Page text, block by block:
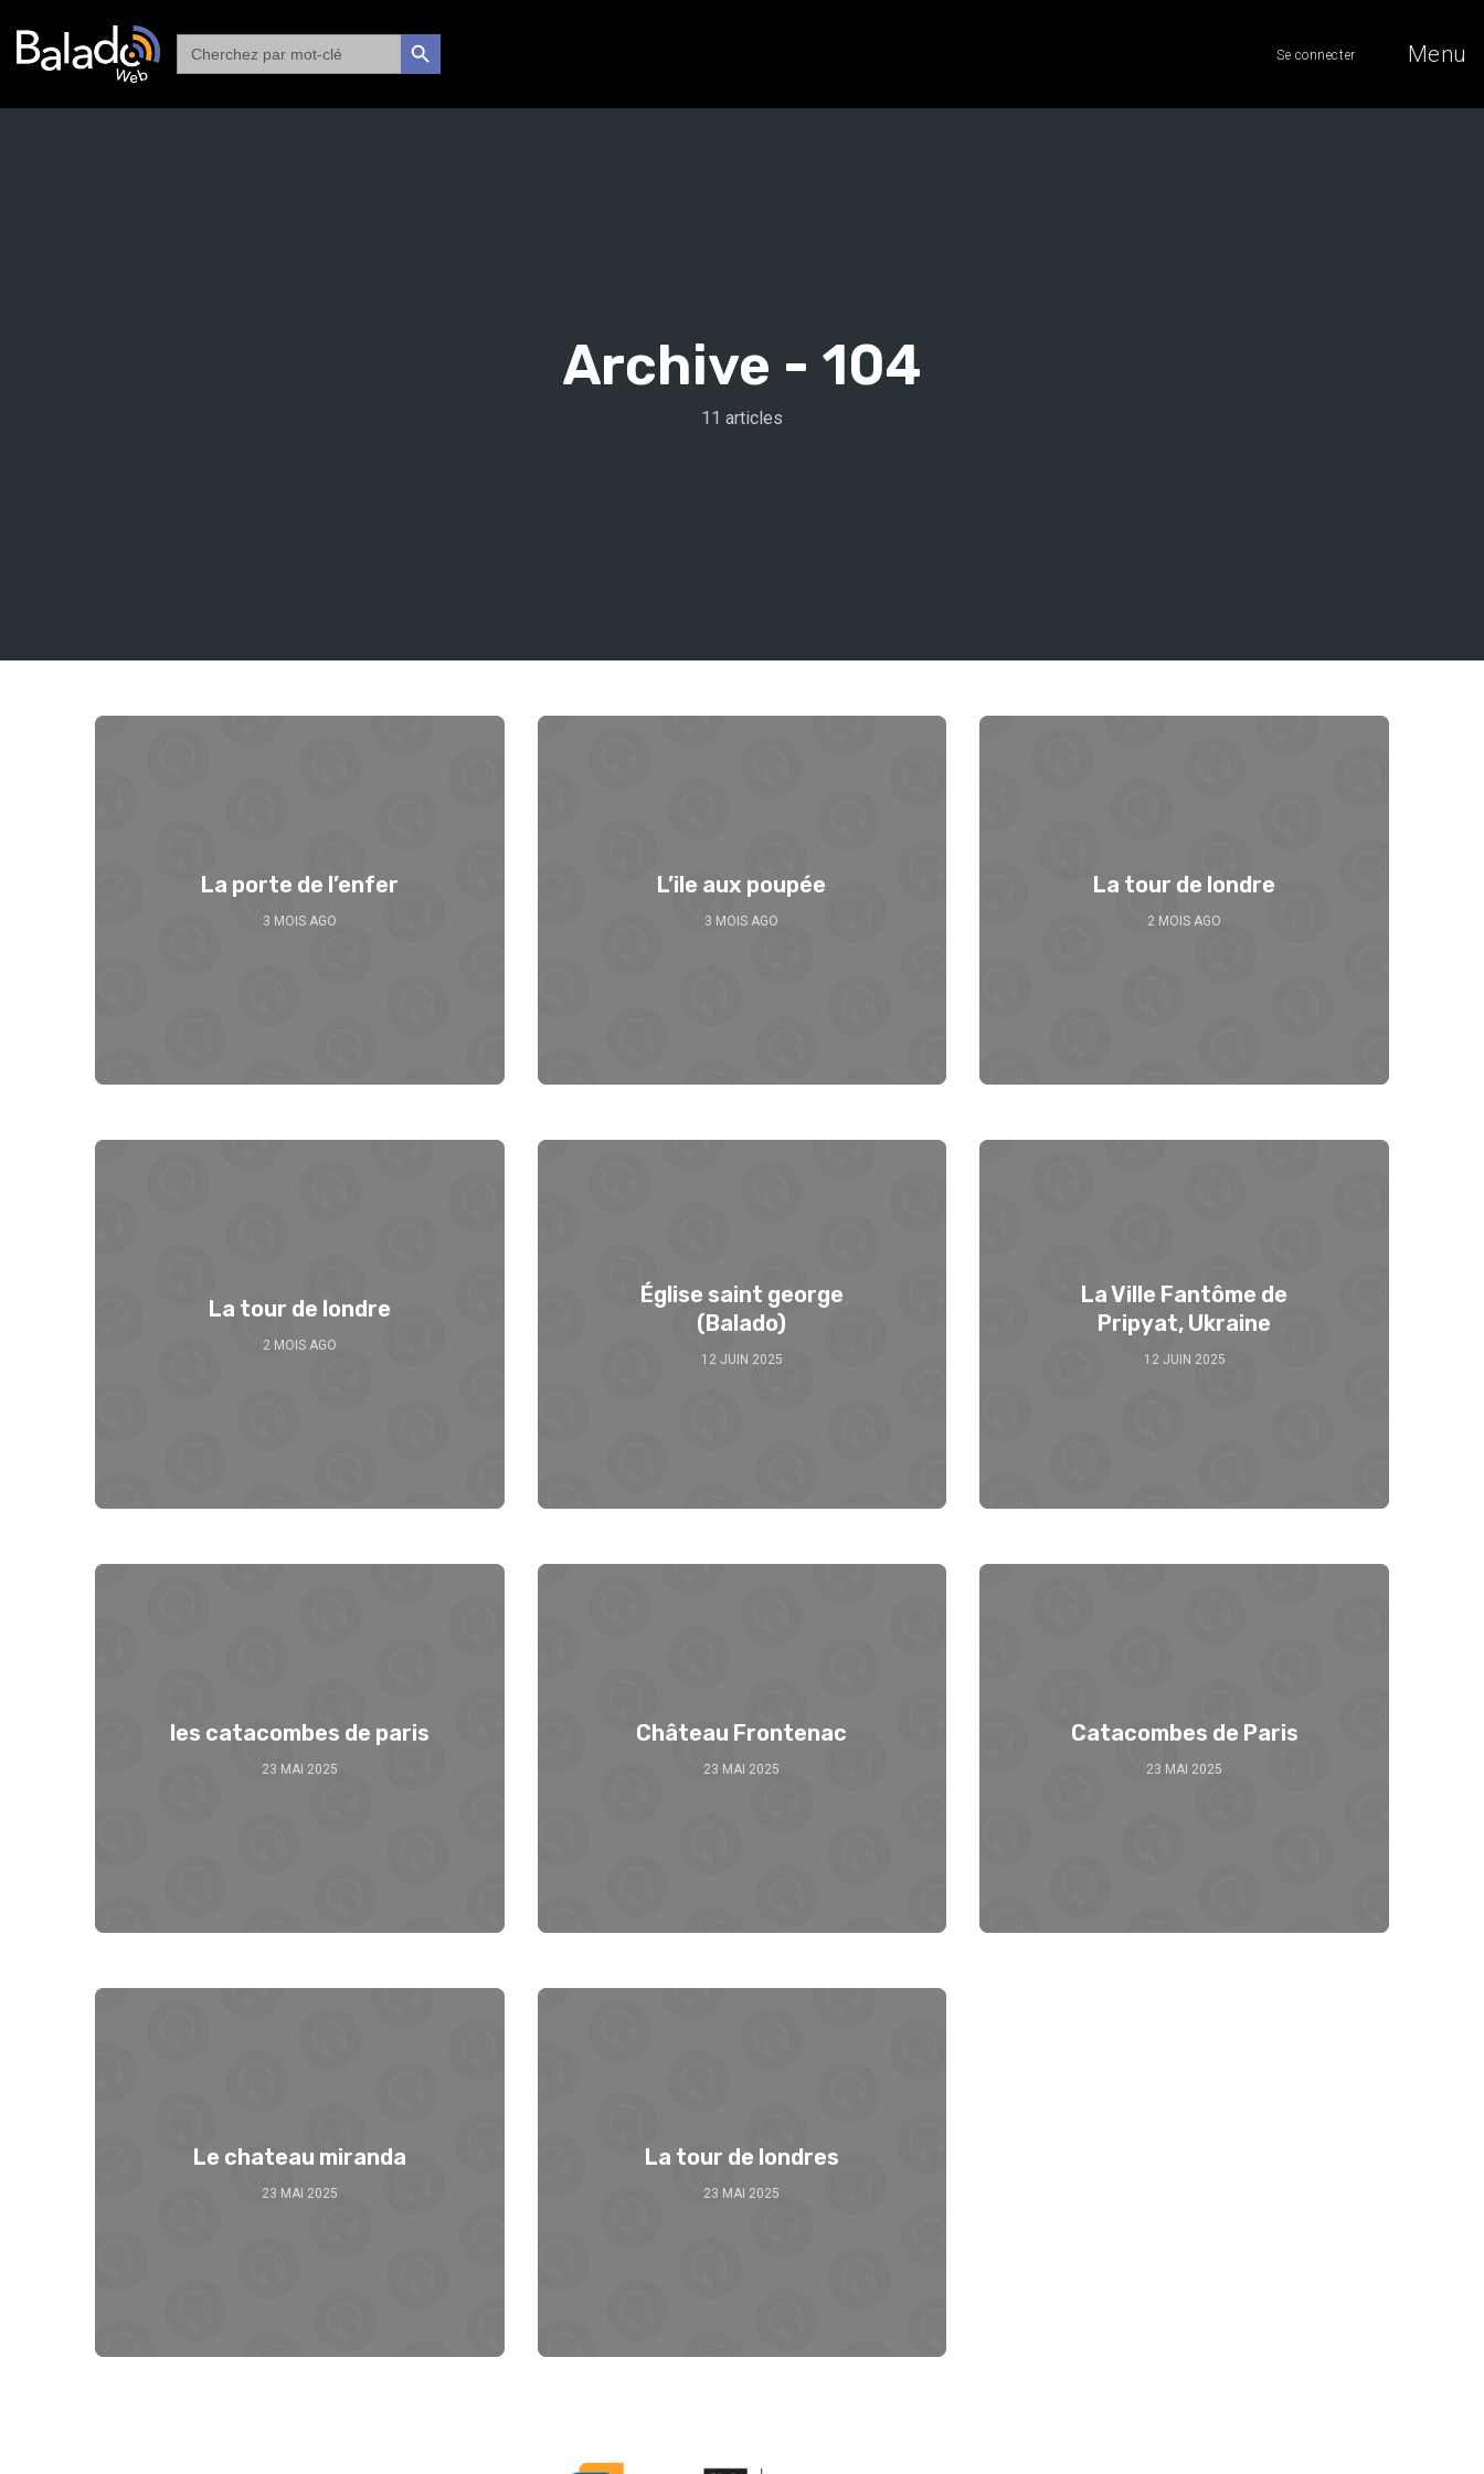
Search
for:
SEARCH BUTTON Se connecter Menu
Archive - 104
11 articles
La porte de l’enfer
3 MOIS AGO
L’ile aux poupée
3 MOIS AGO
La tour de londre
2 MOIS AGO
La tour de londre
2 MOIS AGO
Église saint george
(Balado)
12 JUIN 2025
La Ville Fantôme de
Pripyat, Ukraine
12 JUIN 2025
les catacombes de paris
23 MAI 2025
Château Frontenac
23 MAI 2025
Catacombes de Paris
23 MAI 2025
Le chateau miranda
23 MAI 2025
La tour de londres
23 MAI 2025